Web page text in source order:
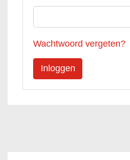
Wachtwoord vergeten?